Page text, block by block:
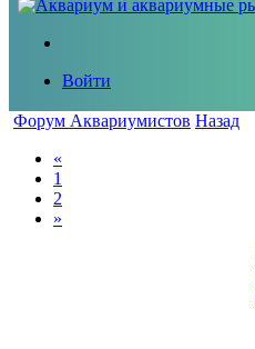
Войти
Форум Аквариумистов Назад
«
1
2
»